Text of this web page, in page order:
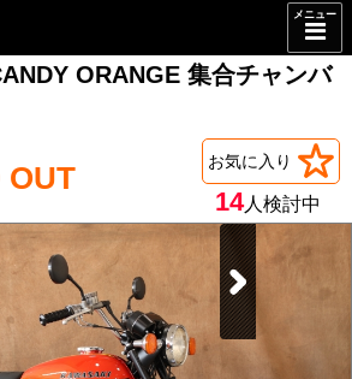
メニュー
ORANGE 集合チャンバ
OUT お気に入り
14人検討中